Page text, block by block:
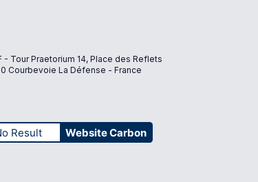
- Tour Praetorium 14, Place des Reflets
Courbevoie La Défense - France
Result Website Carbon